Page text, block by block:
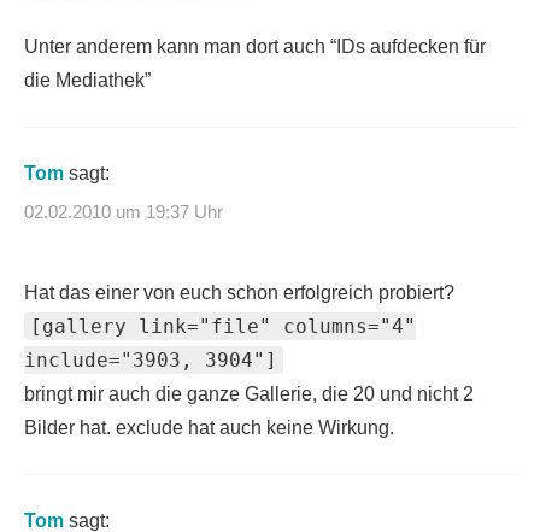
Unter anderem kann man dort auch “IDs aufdecken für
die Mediathek”
Tom sagt:
02.02.2010 um 19:37 Uhr
Hat das einer von euch schon erfolgreich probiert?
[gallery link="file" columns="4"
include="3903, 3904"]
bringt mir auch die ganze Gallerie, die 20 und nicht 2
Bilder hat. exclude hat auch keine Wirkung.
Tom sagt: